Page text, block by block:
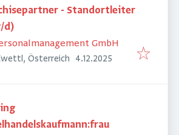
- Standortleiter
d)
GmbH
Österreich Veröffentlicht
4.12.2025